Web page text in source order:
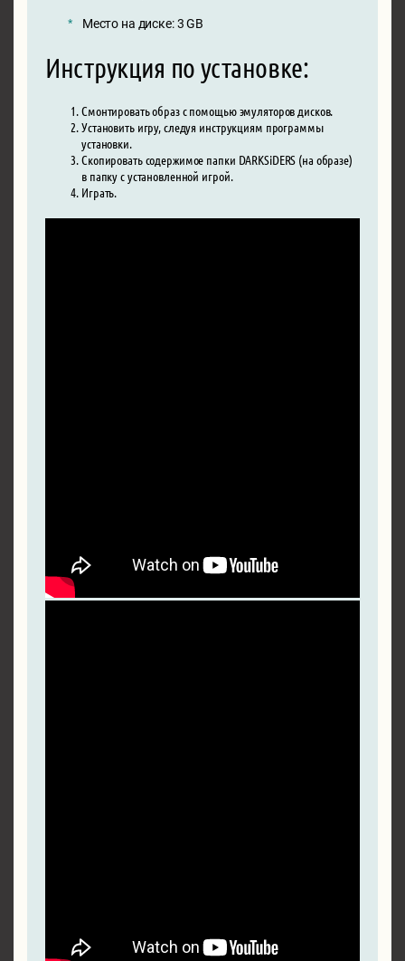
Место на диске: 3 GB
Инструкция по установке:
Смонтировать образ с помощью эмуляторов дисков.
Установить игру, следуя инструкциям программы
установки.
Скопировать содержимое папки DARKSiDERS (на образе)
в папку с установленной игрой.
Играть.